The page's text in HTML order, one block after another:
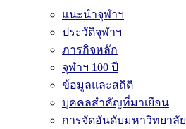
แนะนำจุฬาฯ
ประวัติจุฬาฯ
ภารกิจหลัก
จุฬาฯ 100 ปี
ข้อมูลและสถิติ
บุคคลสำคัญที่มาเยือน
การจัดอันดับมหาวิทยาลัย